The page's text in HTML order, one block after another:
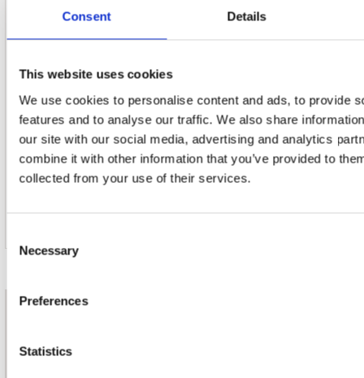
Consent Details
This website uses cookies
We use cookies to personalise content and ads, to provide
features and to analyse our traffic. We also share
our site with our social media, advertising and analytics
combine it with other information that you’ve provided to
collected from your use of their services.
Selection
Necessary
Preferences
Statistics
10. Mittag, Die Stund Ist Da
11. Ja. Wehe, Weh Über Mich